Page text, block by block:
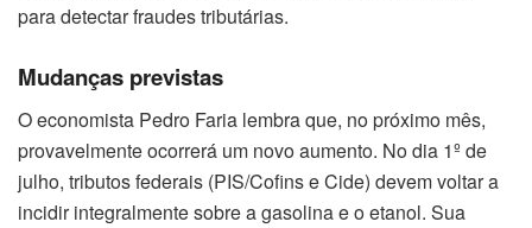
para detectar fraudes tributárias.
Mudanças previstas
O economista Pedro Faria lembra que, no próximo mês,
provavelmente ocorrerá um novo aumento. No dia 1º de
julho, tributos federais (PIS/Cofins e Cide) devem voltar a
incidir integralmente sobre a gasolina e o etanol. Sua